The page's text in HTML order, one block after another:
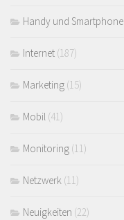
Handy und Smartphone
Internet (187)
Marketing (15)
Mobil (41)
Monitoring (11)
Netzwerk (11)
Neuigkeiten (22)